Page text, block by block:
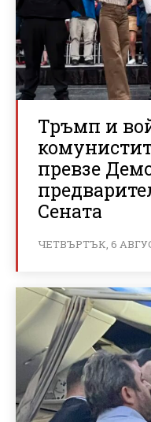
Тръмп и
превзе
Сената
ЧЕТВЪРТЪК, 6